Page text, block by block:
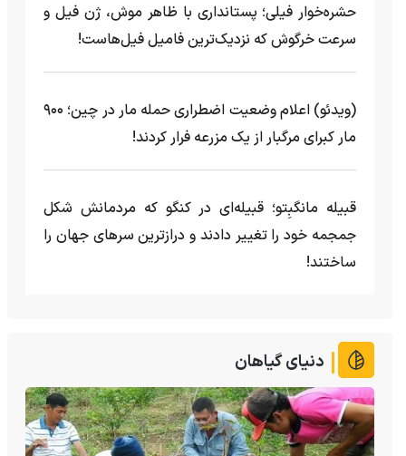
حشره‌خوار فیلی؛ پستانداری با ظاهر موش، ژن فیل و
سرعت خرگوش که نزدیک‌ترین فامیل فیل‌هاست!
(ویدئو) اعلام وضعیت اضطراری حمله مار‌ در چین؛ ۹۰۰
مار کبرای مرگبار از یک مزرعه‌ فرار کردند!
قبیله مانگبِتو؛ قبیله‌ای در کنگو که مردمانش شکل
جمجمه خود را تغییر دادند و درازترین سرهای جهان را
ساختند!
دنیای گیاهان